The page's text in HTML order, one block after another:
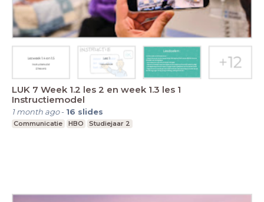
LUK 7 Week 1.2 les 2 en week 1.3 les 1
Instructiemodel
1 month ago- 16 slides
Communicatie HBO Studiejaar 2